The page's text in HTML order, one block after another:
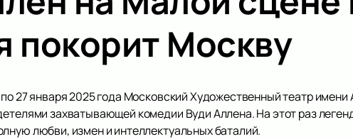
покорит Москву
27 января 2025 года Московский Художественный театр
захватывающей комедии Вуди Аллена. На этот раз
любви, измен и интеллектуальных баталий.